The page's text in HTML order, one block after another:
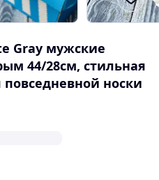
Gray мужские
44/28см, стильная
носки